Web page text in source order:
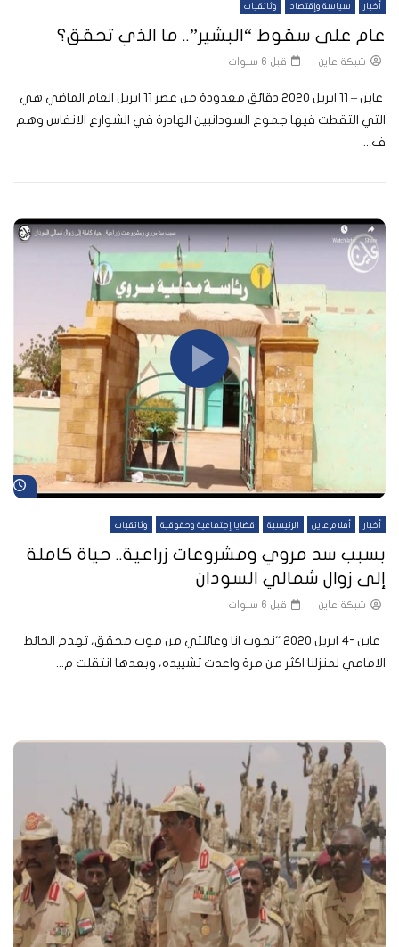
أخبار سياسة وإقتصاد وثائقيات
عام على سقوط “البشير”.. ما الذي تحقق؟
شبكة عاين قبل 6 سنوات
عاين – 11 ابريل 2020 دقائق معدودة من عصر 11 ابريل العام الماضي هي
التي التقطت فيها جموع السودانيين الهادرة في الشوارع الانفاس وهم
ف...
أخبار أفلام عاين الرئيسية قضايا إجتماعية وحقوقية وثائقيات
بسبب سد مروي ومشروعات زراعية.. حياة كاملة
إلى زوال شمالي السودان
شبكة عاين قبل 6 سنوات
عاين -4 ابريل 2020 “نجوت انا وعائلتي من موت محقق، تهدم الحائط
الامامي لمنزلنا اكثر من مرة واعدت تشييده، وبعدها انتقلت م...